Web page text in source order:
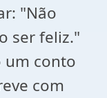
"Não
ser feliz."
um conto
com